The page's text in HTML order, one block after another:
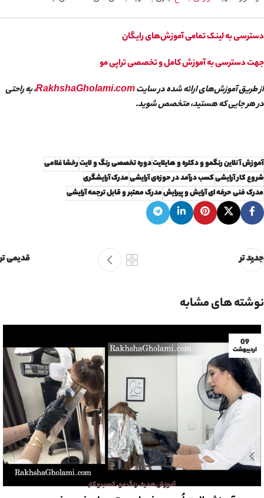
دسترسی به لینک تمامی آموزش‌های رایگان
جهت دسترسی به آموزش کامل و تخصصی تراپی مو
از طریق آموزش‌های ارائه شده در سایتRakhshaGholami.com، به راحتی
در هر جایی که هستید، متخصص شوید.
آموزش آنلاین رنگمو و دکلره و هایلایتدوره تخصصی رنگ و لایترخشا غلامی
شروع کار آرایشیکسب درآمد در حوزه‌ی آرایشیمدرک آرایشگری
مدرک فنی حرفه ای آرایش و پیرایشمدرک معتبر و قابل ترجمه آرایشی
جدید تر قدیمی تر
نوشته های مشابه
09
اردیبهشت
آموزش هدیه,رنگ مو,کسب و کار